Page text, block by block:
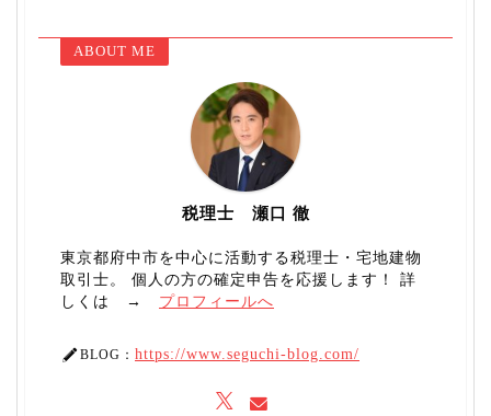
ABOUT ME
税理士 瀬口 徹
東京都府中市を中心に活動する税理士・宅地建物
取引士。 個人の方の確定申告を応援します！ 詳
しくは → プロフィールへ
BLOG： https://www.seguchi-blog.com/